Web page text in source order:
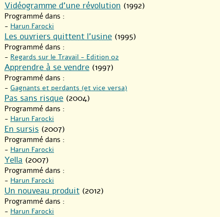
Vidéogramme d’une révolution (1992)
Programmé dans :
- Harun Farocki
Les ouvriers quittent l’usine (1995)
Programmé dans :
- Regards sur le Travail - Edition 02
Apprendre à se vendre (1997)
Programmé dans :
- Gagnants et perdants (et vice versa)
Pas sans risque (2004)
Programmé dans :
- Harun Farocki
En sursis (2007)
Programmé dans :
- Harun Farocki
Yella (2007)
Programmé dans :
- Harun Farocki
Un nouveau produit (2012)
Programmé dans :
- Harun Farocki